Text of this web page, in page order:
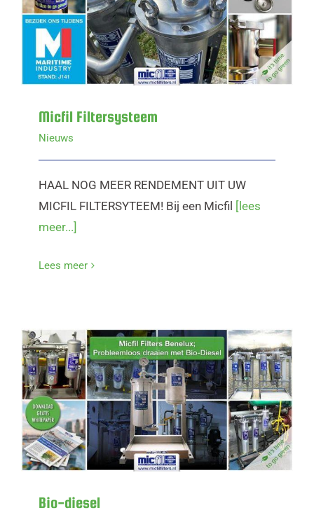
Micfil Filtersysteem
Micfil Filtersysteem
Nieuws
HAAL NOG MEER RENDEMENT UIT UW
MICFIL FILTERSYTEEM! Bij een Micfil [lees
meer...]
Lees meer
Bio-diesel
Bio-diesel